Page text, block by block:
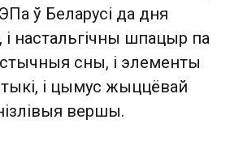
ў Беларусі да дня
і настальгічны шпацыр па
сны, і элементы
і цымус жыццёвай
вершы.